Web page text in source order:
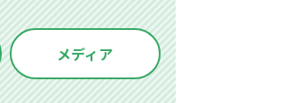
メディア